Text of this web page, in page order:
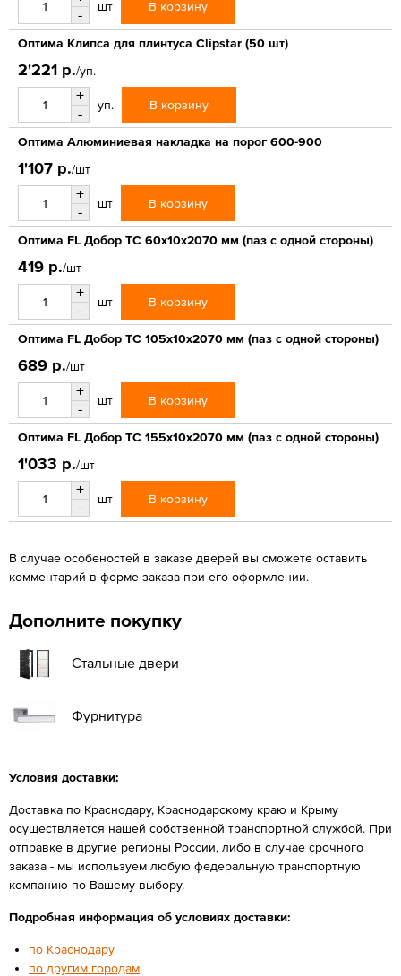
-
шт В корзину
Оптима Клипса для плинтуса Clipstar (50 шт)
2'221 р./уп.
+
-
уп. В корзину
Оптима Алюминиевая накладка на порог 600-900
1'107 р./шт
+
-
шт В корзину
Оптима FL Добор ТС 60х10х2070 мм (паз с одной стороны)
419 р./шт
+
-
шт В корзину
Оптима FL Добор ТС 105х10х2070 мм (паз с одной стороны)
689 р./шт
+
-
шт В корзину
Оптима FL Добор ТС 155х10х2070 мм (паз с одной стороны)
1'033 р./шт
+
-
шт В корзину
В случае особеностей в заказе дверей вы сможете оставить
комментарий в форме заказа при его оформлении.
Дополните покупку
Стальные двери
Фурнитура
Условия доставки:
Доставка по Краснодару, Краснодарскому краю и Крыму
осуществляется нашей собственной транспортной службой. При
отправке в другие регионы России, либо в случае срочного
заказа - мы используем любую федеральную транспортную
компанию по Вашему выбору.
Подробная информация об условиях доставки:
по Краснодару
по другим городам